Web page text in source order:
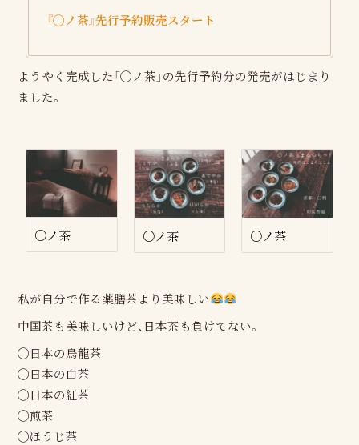
『◯ノ茶』先行予約販売スタート
ようやく完成した「◯ノ茶」の先行予約分の発売がはじまり
ました。
○ノ茶 ○ノ茶 ○ノ茶
私が自分で作る薬膳茶より美味しい
中国茶も美味しいけど、日本茶も負けてない。
◯日本の烏龍茶
◯日本の白茶
◯日本の紅茶
◯煎茶
◯ほうじ茶